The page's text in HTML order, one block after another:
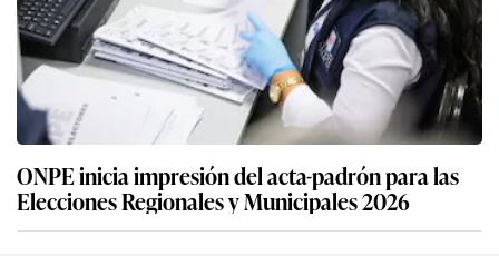
ONPE inicia impresión del acta-padrón para las
Elecciones Regionales y Municipales 2026